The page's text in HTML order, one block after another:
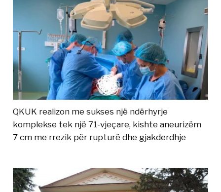
QKUK realizon me sukses një ndërhyrje
komplekse tek një 71-vjeçare, kishte aneurizëm
7 cm me rrezik për rupturë dhe gjakderdhje